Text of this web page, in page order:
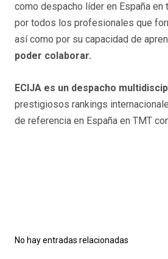
como despacho líder en España
por todos los profesionales que
así como por su capacidad de
poder colaborar.
ECIJA es un despacho
prestigiosos rankings
de referencia en España en TMT
No hay entradas relacionadas